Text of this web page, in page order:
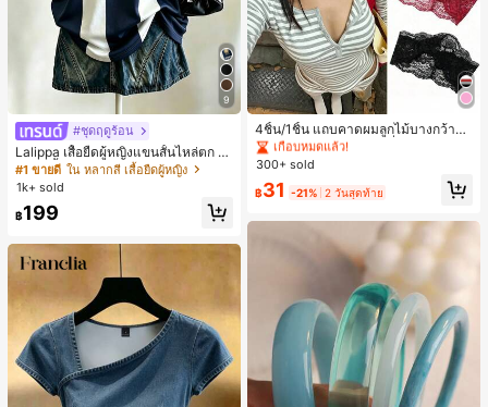
9
#ชุดฤดูร้อน
Lalippa เสื้อยืดผู้หญิงแขนสั้นไหล่ตก ค
อวีปกเสื้อ ลายพิมพ์ดิจิทัลลายทาง สไตล์
สปอร์ตแฟชั่นมินิมอล ของขวัญสำหรับเ
พื่อน
#1 ขายดี ใน หลากสี เสื้อยืดผู้หญิง
1k+ sold
฿199
4ชิ้น/1ชิ้น แถบคาดผมลูกไม้บางกว้างยื
ดหยุ่นสำหรับผู้หญิง, แฟชั่นอเนกประสง
ค์พรีเมียมหรูหราสไตล์มินิมอล ผ้าพันคอ
หรับการออกไปข้างนอกประจำวัน, ลำล
น, การมัดผม, การจัดทรงผม, การแต่งห
น้า, การจับคู่ชุด, อุปกรณ์เสริมประดับผ
#1 ขายดี
ใน ยางรัดผมแบบพื้นฐาน เครื่องประดับผมผู้หญิง
เกือบหมดแล้ว!
#1 ขายดี
ใน ยางรัดผมแบบพื้นฐาน เครื่องประดับผมผู้หญิง
เกือบหมดแล้ว!
#1 ขายดี
ใน ยางรัดผมแบบพื้นฐาน เครื่องประดับผมผู้หญิง
เกือบหมดแล้ว!
#1 ขายดี
เกือบหมดแล้ว!
300+ sold
฿31 -21% 2 วันสุดท้าย